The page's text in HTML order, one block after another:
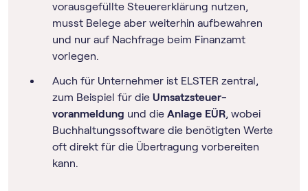
vorausgefüllte Steuererklärung nutzen,
musst Belege aber weiterhin aufbewahren
und nur auf Nachfrage beim Finanzamt
vorlegen.
Auch für Unternehmer ist ELSTER zentral,
zum Beispiel für die Umsatz­steuer­
voranmeldung und die Anlage EÜR, wobei
Buch­haltungs­software die benötigten Werte
oft direkt für die Übertragung vorbereiten
kann.